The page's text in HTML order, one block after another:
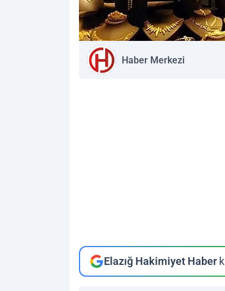
Haber Merkezi
Elazığ Hakimiyet Haber